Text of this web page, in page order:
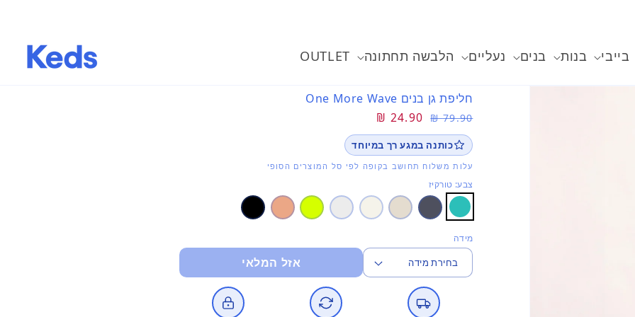
בייבי בנות בנים נעליים הלבשה תחתונה OUTLET
חליפת גן בנים One More Wave
מחיר
רגיל
79.90 ₪
מחיר
מבצע
24.90 ₪
כותנה במגע רך במיוחד
עלות משלוח תחושב בקופה לפי סל המוצרים הסופי
צבע: טורקיז
מידה
אזל המלאי